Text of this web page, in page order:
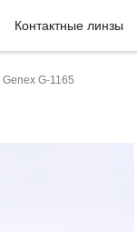
Контактные линзы
Genex G-1165